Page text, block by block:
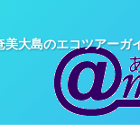
美大島のエコツアーガ